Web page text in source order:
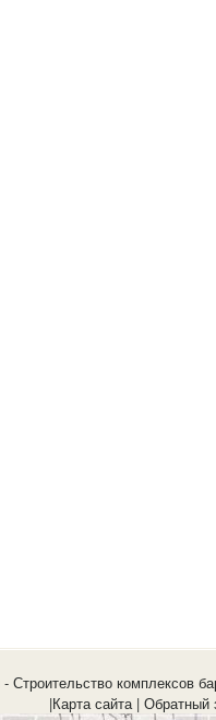
- Строительство комплексов
|Карта сайта| Обратный